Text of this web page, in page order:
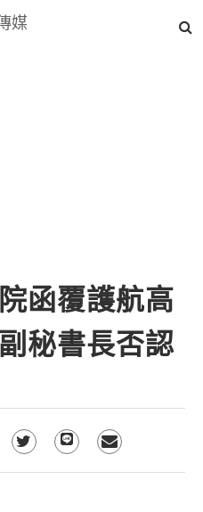
函覆護航高
秘書長否認